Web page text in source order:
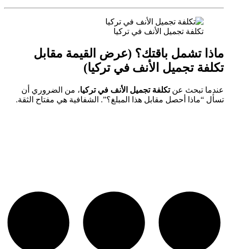
تكلفة تجميل الأنف في تركيا
ماذا تشمل باقتك؟ (عرض القيمة مقابل
تكلفة تجميل الأنف في تركيا)
عندما تبحث عنتكلفة تجميل الأنف في تركيا، من الضروري أن
تسأل “ماذا أحصل مقابل هذا المبلغ؟”. الشفافية هي مفتاح الثقة.